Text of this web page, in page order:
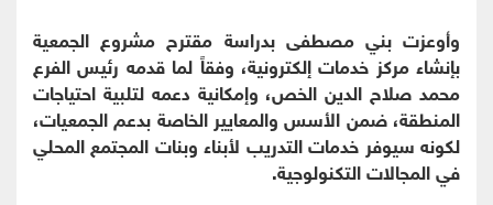
وأوعزت بني مصطفى بدراسة مقترح مشروع الجمعية
بإنشاء مركز خدمات إلكترونية، وفقاً لما قدمه رئيس الفرع
محمد صلاح الدين الخص، وإمكانية دعمه لتلبية احتياجات
المنطقة، ضمن الأسس والمعايير الخاصة بدعم الجمعيات،
لكونه سيوفر خدمات التدريب لأبناء وبنات المجتمع المحلي
في المجالات التكنولوجية.